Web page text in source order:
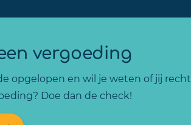
vergoeding
opgelopen en wil je weten of jij recht
Doe dan de check!